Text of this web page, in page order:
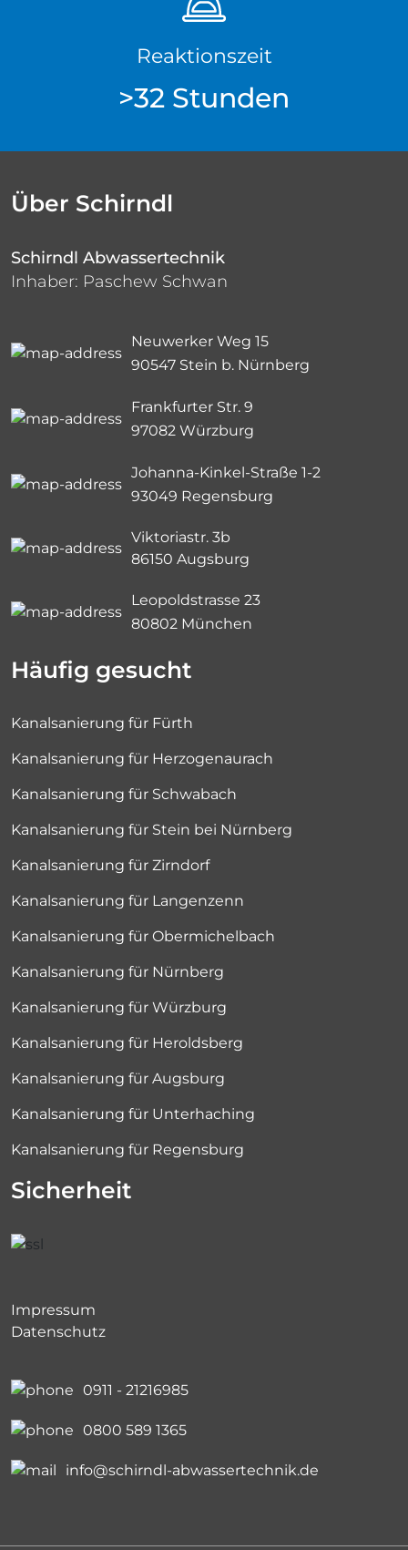
Reaktionszeit
>32 Stunden
Über Schirndl
Schirndl Abwassertechnik
Inhaber: Paschew Schwan
Neuwerker Weg 15
90547 Stein b. Nürnberg
Frankfurter Str. 9
97082 Würzburg
Johanna-Kinkel-Straße 1-2
93049 Regensburg
Viktoriastr. 3b
86150 Augsburg
Leopoldstrasse 23
80802 München
Häufig gesucht
Kanalsanierung für Fürth
Kanalsanierung für Herzogenaurach
Kanalsanierung für Schwabach
Kanalsanierung für Stein bei Nürnberg
Kanalsanierung für Zirndorf
Kanalsanierung für Langenzenn
Kanalsanierung für Obermichelbach
Kanalsanierung für Nürnberg
Kanalsanierung für Würzburg
Kanalsanierung für Heroldsberg
Kanalsanierung für Augsburg
Kanalsanierung für Unterhaching
Kanalsanierung für Regensburg
Sicherheit
Impressum
Datenschutz
0911 - 21216985
0800 589 1365
info@schirndl-abwassertechnik.de